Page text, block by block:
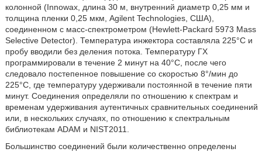
колонной (Innowax, длина 30 м, внутренний диаметр 0,25 мм и
толщина пленки 0,25 мкм, Agilent Technologies, США),
соединенном с масс-спектрометром (Hewlett-Packard 5973 Mass
Selective Detector). Температура инжектора составляла 225°С и
пробу вводили без деления потока. Температуру ГХ
программировали в течение 2 минут на 40°С, после чего
следовало постепенное повышение со скоростью 8°/мин до
225°С, где температуру удерживали постоянной в течение пяти
минут. Соединения определяли по отношению к спектрам и
временам удерживания аутентичных сравнительных соединений
или, в нескольких случаях, по отношению к спектральным
библиотекам ADAM и NIST2011.
Большинство соединений были количественно определены